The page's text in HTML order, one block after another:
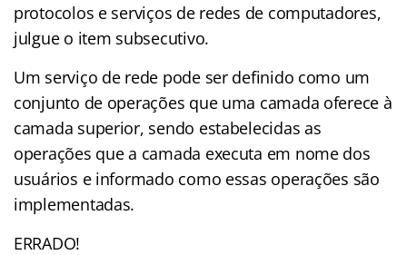
protocolos e serviços de redes de computadores,
julgue o item subsecutivo.
Um serviço de rede pode ser definido como um
conjunto de operações que uma camada oferece à
camada superior, sendo estabelecidas as
operações que a camada executa em nome dos
usuários e informado como essas operações são
implementadas.
ERRADO!